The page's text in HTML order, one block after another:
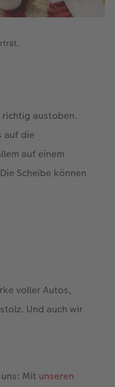
richtig austoben.
auf die
auf einem
Scheibe können
voller Autos,
Und auch wir
Mit unseren